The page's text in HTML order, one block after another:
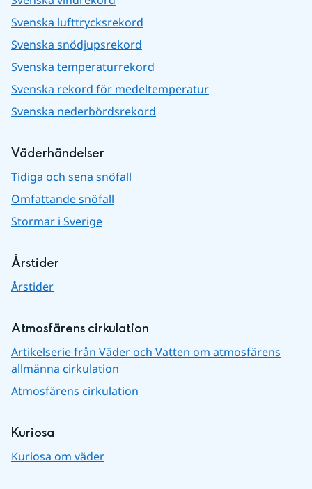
Svenska lufttrycksrekord
Svenska snödjupsrekord
Svenska temperaturrekord
Svenska rekord för medeltemperatur
Svenska nederbördsrekord
Väderhändelser
Tidiga och sena snöfall
Omfattande snöfall
Stormar i Sverige
Årstider
Årstider
Atmosfärens cirkulation
Artikelserie från Väder och Vatten om atmosfärens
allmänna cirkulation
Atmosfärens cirkulation
Kuriosa
Kuriosa om väder